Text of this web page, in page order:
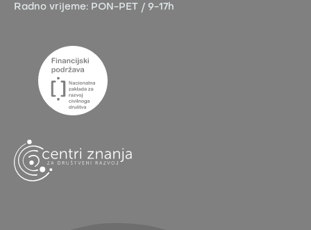
Radno vrijeme: PON-PET / 9-17h